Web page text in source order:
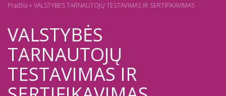
Pradžia » VALSTYBĖS TARNAUTOJŲ TESTAVIMAS IR SERTIFIKAVIMAS
VALSTYBĖS
TARNAUTOJŲ
TESTAVIMAS IR